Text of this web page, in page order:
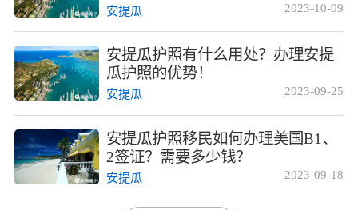
2023-10-09
安提瓜
安提瓜护照有什么用处？办理安提
瓜护照的优势！
2023-09-25
安提瓜
安提瓜护照移民如何办理美国B1、
2签证？需要多少钱？
2023-09-18
安提瓜